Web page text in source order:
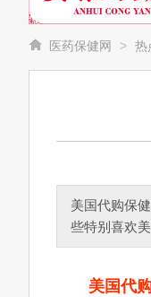
医药保健网 > 热
美国代购保
些特别喜欢
美国代